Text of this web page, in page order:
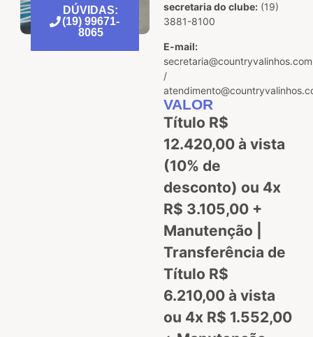
DÚVIDAS:
(19) 99671-
8065
secretaria do clube: (19)
3881-8100
E-mail:
/
VALOR
Título R$
12.420,00 à vista
(10% de
desconto) ou 4x
R$ 3.105,00 +
Manutenção |
Transferência de
Título R$
6.210,00 à vista
ou 4x R$ 1.552,00